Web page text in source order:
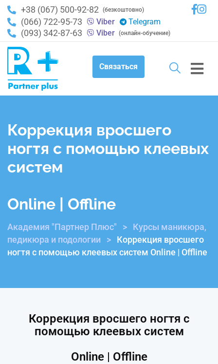
+38 (067) 500-92-82 (безкоштовно)
(066) 722-95-73 Viber Telegram
(093) 342-87-63 Viber (онлайн-обучение)
Связаться
Коррекция вросшего
ногтя с помощью клеевых
систем
Online | Offline
Академия "Партнер Плюс" >
Курсы маникюра,
педикюра и подологии
>
Коррекция вросшего
ногтя с помощью клеевых систем Online | Offline
Коррекция вросшего ногтя с
помощью клеевых систем
Online | Offline